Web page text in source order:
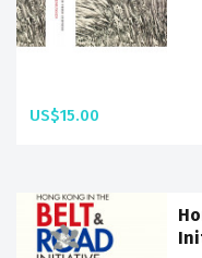
US$15.00